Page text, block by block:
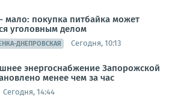
покупка питбайка может
уголовным делом
ДНЕПРОВСКАЯ Сегодня, 10:13
энергоснабжение Запорожской
менее чем за час
Сегодня, 14:44